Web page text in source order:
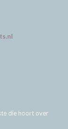
die hoort over